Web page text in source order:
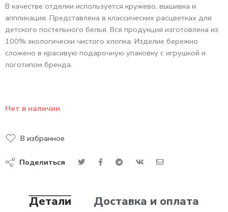
В качестве отделки используется кружево, вышивка и
аппликация. Представлена в классических расцветках для
детского постельного белья. Вся продукция изготовлена из
100% экологически чистого хлопка. Изделие бережно
сложено в красивую подарочную упаковку с игрушкой и
логотипом бренда.
Нет в наличии
В избранное
Поделиться
Детали Доставка и оплата